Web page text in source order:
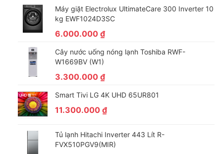
Máy giặt Electrolux UltimateCare 300 Inverter 10
kg EWF1024D3SC
6.000.000 ₫
Cây nước uống nóng lạnh Toshiba RWF-
W1669BV (W1)
3.300.000 ₫
Smart Tivi LG 4K UHD 65UR801
11.300.000 ₫
Tủ lạnh Hitachi Inverter 443 Lít R-
FVX510PGV9(MIR)